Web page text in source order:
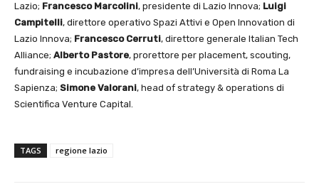
Lazio; Francesco Marcolini, presidente di Lazio Innova; Luigi
Campitelli, direttore operativo Spazi Attivi e Open Innovation di
Lazio Innova; Francesco Cerruti, direttore generale Italian Tech
Alliance; Alberto Pastore, prorettore per placement, scouting,
fundraising e incubazione d’impresa dell’Università di Roma La
Sapienza; Simone Valorani, head of strategy & operations di
Scientifica Venture Capital.
TAGS regione lazio